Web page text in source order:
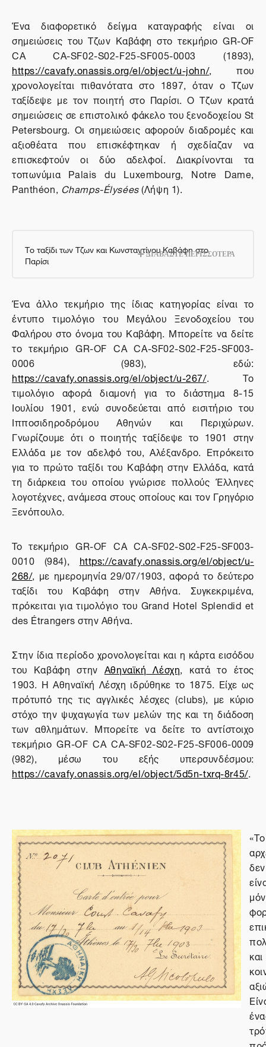
Ένα διαφορετικό δείγμα καταγραφής είναι οι
σημειώσεις του Τζων Καβάφη στο τεκμήριο GR-OF
CA CA-SF02-S02-F25-SF005-0003 (1893),
https://cavafy.onassis.org/el/object/u-john/, που
χρονολογείται πιθανότατα στο 1897, όταν ο Τζων
ταξίδεψε με τον ποιητή στο Παρίσι. Ο Τζων κρατά
σημειώσεις σε επιστολικό φάκελο του ξενοδοχείου St
Petersbourg. Οι σημειώσεις αφορούν διαδρομές και
αξιοθέατα που επισκέφτηκαν ή σχεδίαζαν να
επισκεφτούν οι δύο αδελφοί. Διακρίνονται τα
τοπωνύμιαPalais du Luxembourg, Notre Dame,
Panthéon, Champs-Élysées(Λήψη 1).
Το ταξίδι των Τζων και Κωνσταντίνου Καβάφη στο
Παρίσι ΔΙΑΒΑΣΤΕ ΠΕΡΙΣΣΟΤΕΡΑ
Ένα άλλο τεκμήριο της ίδιας κατηγορίας είναι το
έντυπο τιμολόγιο του Μεγάλου Ξενοδοχείου του
Φαλήρου στο όνομα του Καβάφη. Μπορείτε να δείτε
το τεκμήριο GR-OF CA CA-SF02-S02-F25-SF003-
0006 (983), εδώ:
https://cavafy.onassis.org/el/object/u-267/. Το
τιμολόγιο αφορά διαμονή για το διάστημα 8-15
Ιουλίου 1901, ενώ συνοδεύεται από εισιτήριο του
Ιπποσιδηροδρόμου Αθηνών και Περιχώρων.
Γνωρίζουμε ότι ο ποιητής ταξίδεψε το 1901 στην
Ελλάδα με τον αδελφό του, Αλέξανδρο. Επρόκειτο
για το πρώτο ταξίδι του Καβάφη στην Ελλάδα, κατά
τη διάρκεια του οποίου γνώρισε πολλούς Έλληνες
λογοτέχνες, ανάμεσα στους οποίους και τον Γρηγόριο
Ξενόπουλο.
To τεκμήριοGR-OF CA CA-SF02-S02-F25-SF003-
0010 (984), https://cavafy.onassis.org/el/object/u-
268/, με ημερομηνία 29/07/1903, αφορά το δεύτερο
ταξίδι του Καβάφη στην Αθήνα. Συγκεκριμένα,
πρόκειται για τιμολόγιο του Grand Hotel Splendid et
des Étrangers στην Αθήνα.
Στην ίδια περίοδο χρονολογείται και η κάρτα εισόδου
του Καβάφη στην Αθηναϊκή Λέσχη, κατά το έτος
1903. Η Αθηναϊκή Λέσχη ιδρύθηκε το 1875. Είχε ως
πρότυπό της τις αγγλικές λέσχες (clubs), με κύριο
στόχο την ψυχαγωγία των μελών της και τη διάδοση
των αθλημάτων. Μπορείτε να δείτε το αντίστοιχο
τεκμήριο GR-OF CA CA-SF02-S02-F25-SF006-0009
(982), μέσω του εξής υπερσυνδέσμου:
https://cavafy.onassis.org/el/object/5d5n-txrq-8r45/.
«Το
δεν
και